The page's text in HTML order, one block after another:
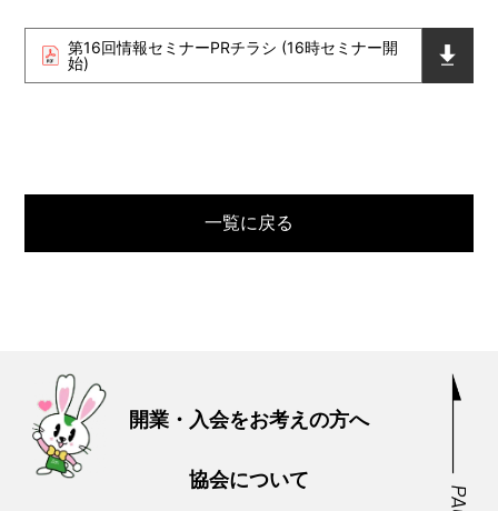
第16回情報セミナーPRチラシ (16時セミナー開
始)
一覧に戻る
開業・入会をお考えの方へ
協会について